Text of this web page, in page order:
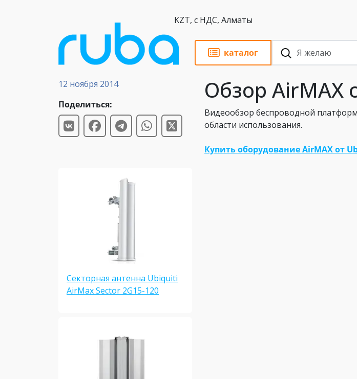
KZT, с НДС, Алматы
каталог
Обзоры
12 ноября 2014
Поделиться:
Секторная антенна Ubiquiti
AirMax Sector 2G15-120
Обзор AirMAX
Видеообзор беспроводной
области использования.
Купить оборудование AirMAX от